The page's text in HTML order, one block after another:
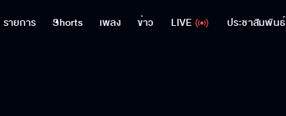
รายการ Shorts เพลง ข่าว LIVE ประชาสัมพันธ์